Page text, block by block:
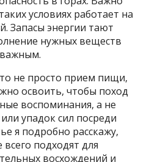
условиях работает на
Запасы энергии тают
нужных веществ
не просто прием пищи,
освоить, чтобы поход
воспоминания, а не
упадок сил посреди
я подробно расскажу,
подходят для
восхождений и